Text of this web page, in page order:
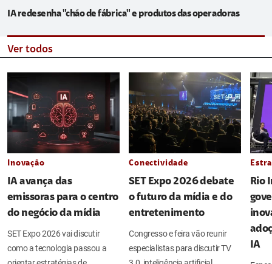
IA redesenha "chão de fábrica" e produtos das operadoras
Ver todos
Inovação
IA avança das
emissoras para o centro
do negócio da mídia
SET Expo 2026 vai discutir
como a tecnologia passou a
Conectividade
SET Expo 2026 debate
o futuro da mídia e do
entretenimento
Congresso e feira vão reunir
especialistas para discutir TV
Rio
IA